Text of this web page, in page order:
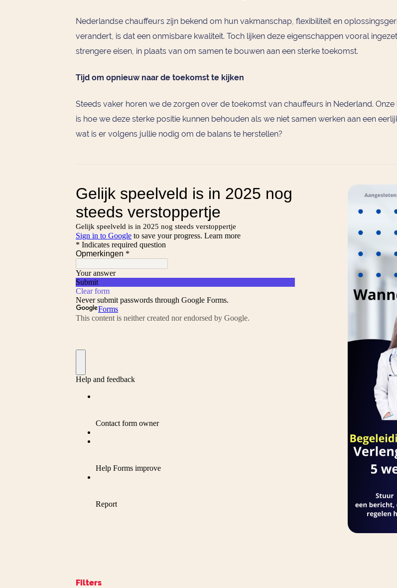
Nederlandse chauffeurs zijn bekend om hun vakmanschap, flexibiliteit en
verandert, is dat een onmisbare kwaliteit. Toch lijken deze eigenschappen vooral
strengere eisen, in plaats van om samen te bouwen aan een sterke toekomst.
Tijd om opnieuw naar de toekomst te kijken
Steeds vaker horen we de zorgen over de toekomst van chauffeurs in Nederland.
is hoe we deze sterke positie kunnen behouden als we niet samen werken aan een
wat is er volgens jullie nodig om de balans te herstellen?
Filters